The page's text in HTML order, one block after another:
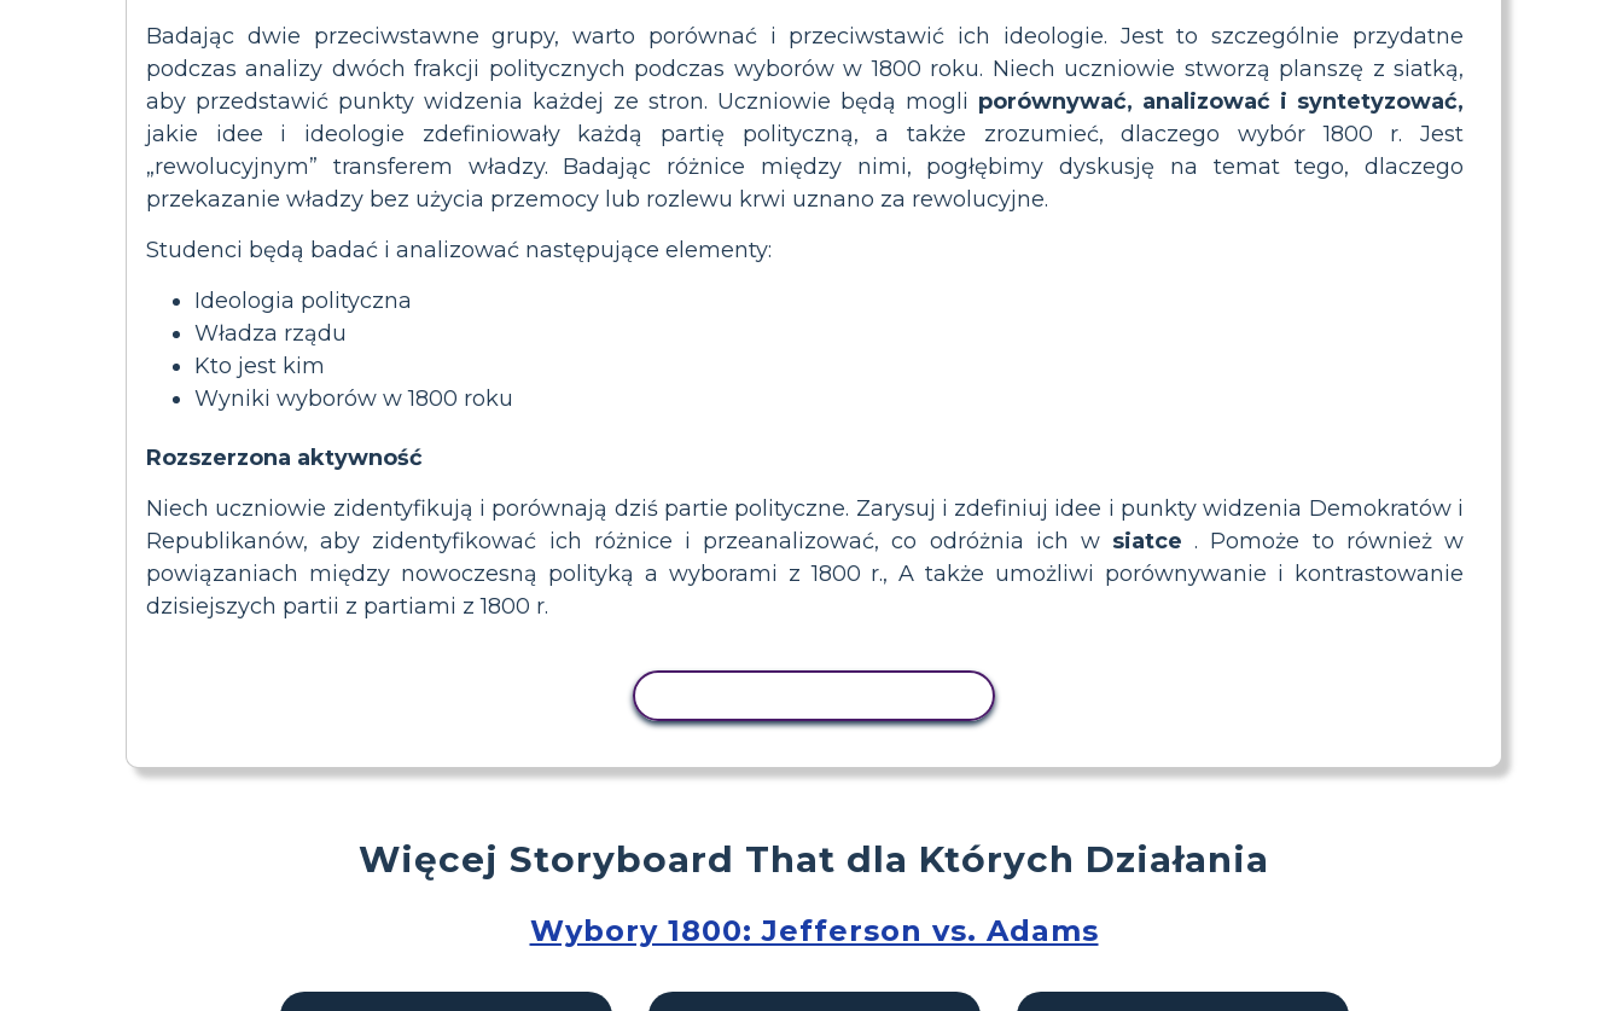
Badając dwie przeciwstawne grupy, warto porównać i przeciwstawić ich ideologie. Jest to szczególnie przydatne
podczas analizy dwóch frakcji politycznych podczas wyborów w 1800 roku. Niech uczniowie stworzą planszę z siatką,
aby przedstawić punkty widzenia każdej ze stron. Uczniowie będą mogli porównywać, analizować i syntetyzować,
jakie idee i ideologie zdefiniowały każdą partię polityczną, a także zrozumieć, dlaczego wybór 1800 r. Jest
„rewolucyjnym” transferem władzy. Badając różnice między nimi, pogłębimy dyskusję na temat tego, dlaczego
przekazanie władzy bez użycia przemocy lub rozlewu krwi uznano za rewolucyjne.
Studenci będą badać i analizować następujące elementy:
Ideologia polityczna
Władza rządu
Kto jest kim
Wyniki wyborów w 1800 roku
Rozszerzona aktywność
Niech uczniowie zidentyfikują i porównają dziś partie polityczne. Zarysuj i zdefiniuj idee i punkty widzenia Demokratów i
Republikanów, aby zidentyfikować ich różnice i przeanalizować, co odróżnia ich w siatce . Pomoże to również w
powiązaniach między nowoczesną polityką a wyborami z 1800 r., A także umożliwi porównywanie i kontrastowanie
dzisiejszych partii z partiami z 1800 r.
Więcej Storyboard That dla Których Działania
Wybory 1800: Jefferson vs. Adams